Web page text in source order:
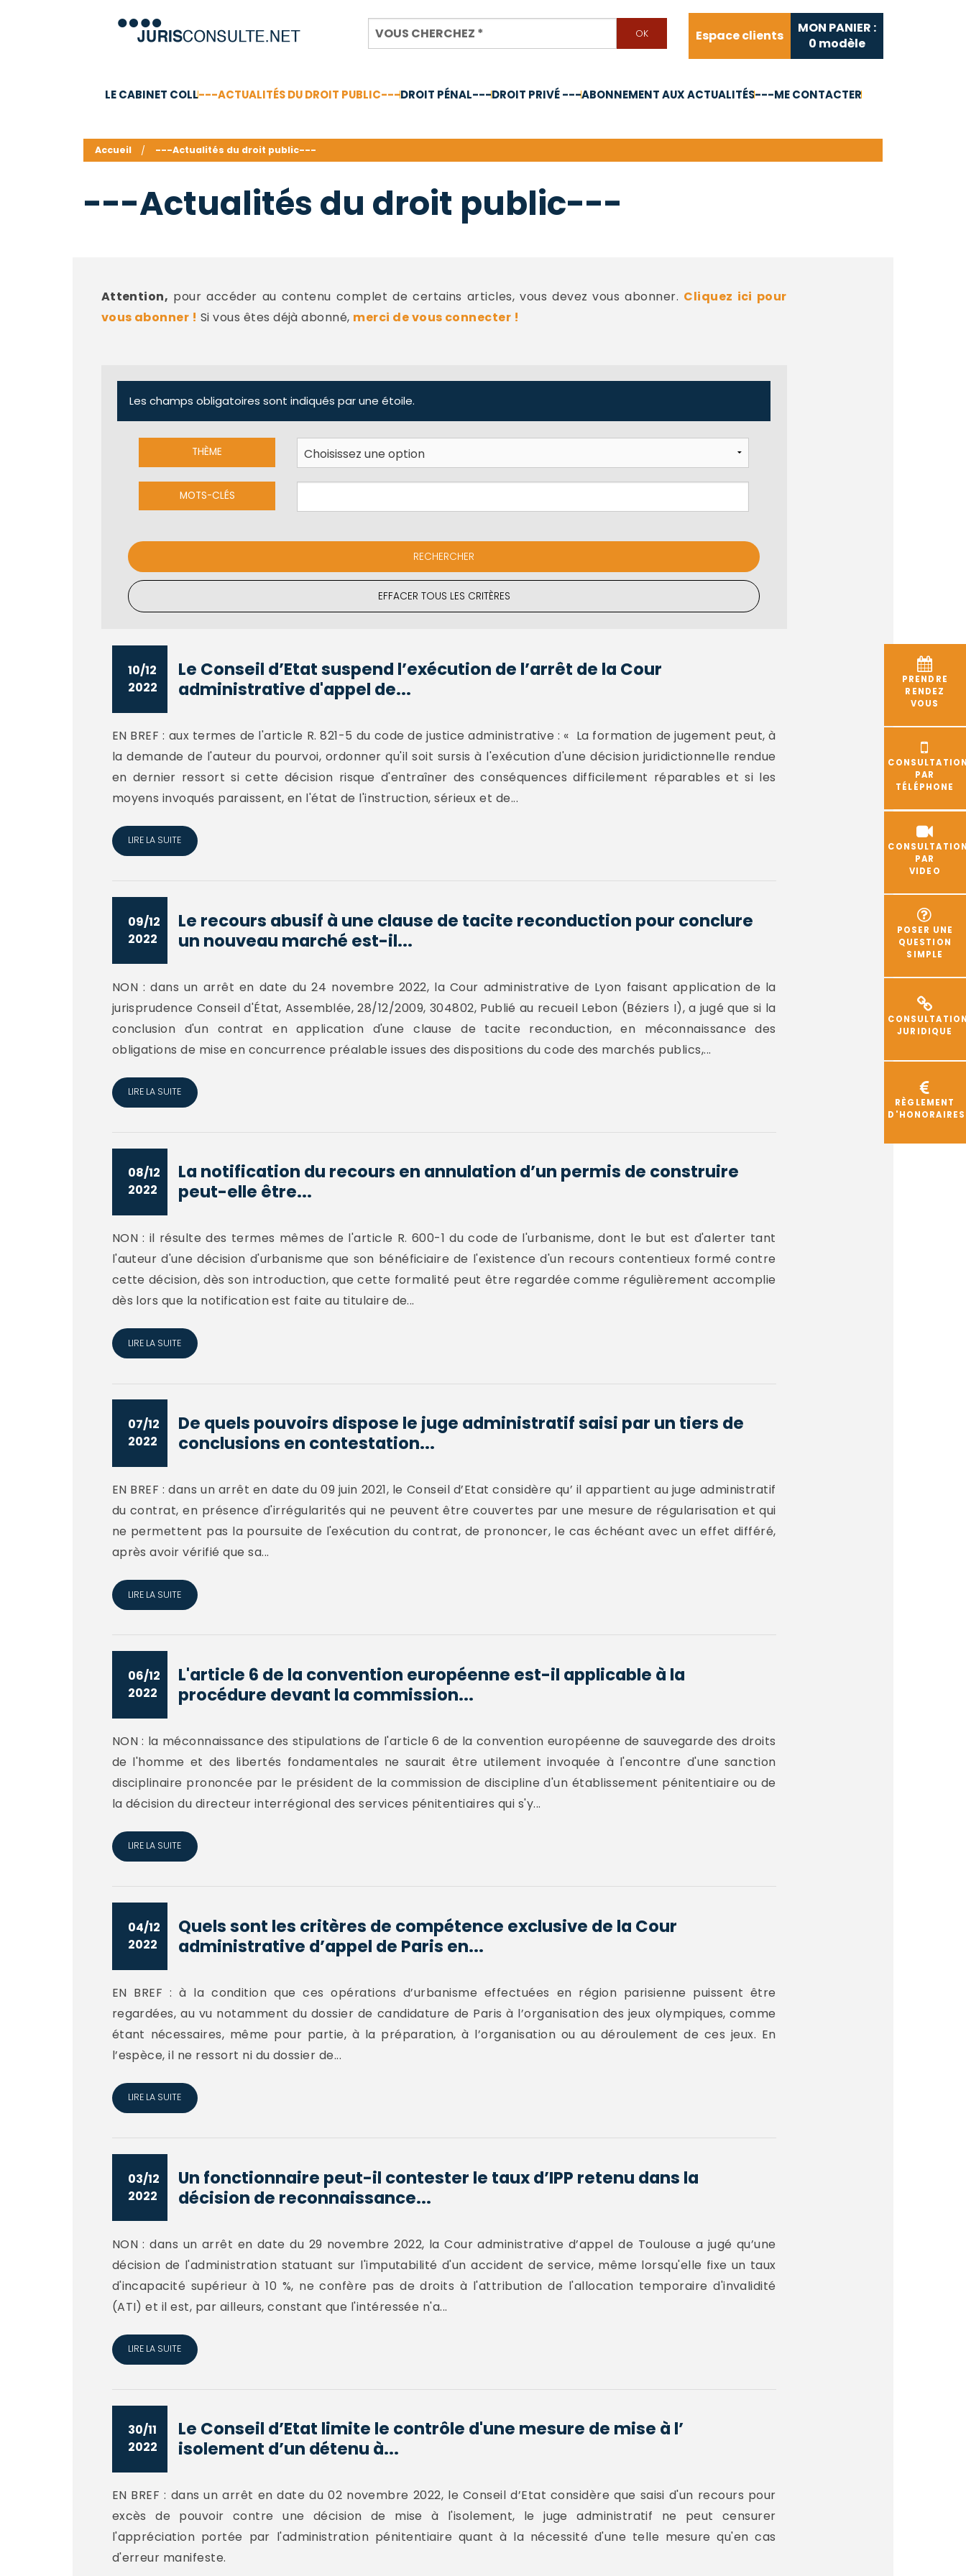
Espace clients
MON PANIER :
0 modèle
LE CABINET COLL---ACTUALITÉS DU DROIT PUBLIC---DROIT PÉNAL---DROIT PRIVÉ ---ABONNEMENT AUX ACTUALITÉS---ME CONTACTER
PRENDRE
RENDEZ
VOUS
PAR
TÉLÉPHONE
PAR
VIDEO
POSER UNE
QUESTION
SIMPLE
JURIDIQUE
RÈGLEMENT
D'HONORAIRES
Accueil ---Actualités du droit public---
---Actualités du droit public---
Attention, pour accéder au contenu complet de certains articles, vous devez vous abonner. Cliquez ici pour
vous abonner ! Si vous êtes déjà abonné, merci de vous connecter !
Les champs obligatoires sont indiqués par une étoile.
THÈME
MOTS-CLÉS
EFFACER TOUS LES CRITÈRES
10/12
2022
Le Conseil d’Etat suspend l’exécution de l’arrêt de la Cour
administrative d'appel de...
EN BREF : aux termes de l'article R. 821-5 du code de justice administrative : « La formation de jugement peut, à
la demande de l'auteur du pourvoi, ordonner qu'il soit sursis à l'exécution d'une décision juridictionnelle rendue
en dernier ressort si cette décision risque d'entraîner des conséquences difficilement réparables et si les
moyens invoqués paraissent, en l'état de l'instruction, sérieux et de...
LIRE LA SUITE
09/12
2022
Le recours abusif à une clause de tacite reconduction pour conclure
un nouveau marché est-il...
NON : dans un arrêt en date du 24 novembre 2022, la Cour administrative de Lyon faisant application de la
jurisprudence Conseil d'État, Assemblée, 28/12/2009, 304802, Publié au recueil Lebon (Béziers I), a jugé que si la
conclusion d'un contrat en application d'une clause de tacite reconduction, en méconnaissance des
obligations de mise en concurrence préalable issues des dispositions du code des marchés publics,...
LIRE LA SUITE
08/12
2022
La notification du recours en annulation d’un permis de construire
peut-elle être...
NON : il résulte des termes mêmes de l'article R. 600-1 du code de l'urbanisme, dont le but est d'alerter tant
l'auteur d'une décision d'urbanisme que son bénéficiaire de l'existence d'un recours contentieux formé contre
cette décision, dès son introduction, que cette formalité peut être regardée comme régulièrement accomplie
dès lors que la notification est faite au titulaire de...
LIRE LA SUITE
07/12
2022
De quels pouvoirs dispose le juge administratif saisi par un tiers de
conclusions en contestation...
EN BREF : dans un arrêt en date du 09 juin 2021, le Conseil d’Etat considère qu’ il appartient au juge administratif
du contrat, en présence d'irrégularités qui ne peuvent être couvertes par une mesure de régularisation et qui
ne permettent pas la poursuite de l'exécution du contrat, de prononcer, le cas échéant avec un effet différé,
après avoir vérifié que sa...
LIRE LA SUITE
06/12
2022
L'article 6 de la convention européenne est-il applicable à la
procédure devant la commission...
NON : la méconnaissance des stipulations de l'article 6 de la convention européenne de sauvegarde des droits
de l'homme et des libertés fondamentales ne saurait être utilement invoquée à l'encontre d'une sanction
disciplinaire prononcée par le président de la commission de discipline d'un établissement pénitentiaire ou de
la décision du directeur interrégional des services pénitentiaires qui s'y...
LIRE LA SUITE
04/12
2022
Quels sont les critères de compétence exclusive de la Cour
administrative d’appel de Paris en...
EN BREF : à la condition que ces opérations d’urbanisme effectuées en région parisienne puissent être
regardées, au vu notamment du dossier de candidature de Paris à l’organisation des jeux olympiques, comme
étant nécessaires, même pour partie, à la préparation, à l’organisation ou au déroulement de ces jeux. En
l’espèce, il ne ressort ni du dossier de...
LIRE LA SUITE
03/12
2022
Un fonctionnaire peut-il contester le taux d’IPP retenu dans la
décision de reconnaissance...
NON : dans un arrêt en date du 29 novembre 2022, la Cour administrative d’appel de Toulouse a jugé qu’une
décision de l'administration statuant sur l'imputabilité d'un accident de service, même lorsqu'elle fixe un taux
d'incapacité supérieur à 10 %, ne confère pas de droits à l'attribution de l'allocation temporaire d'invalidité
(ATI) et il est, par ailleurs, constant que l'intéressée n'a...
LIRE LA SUITE
30/11
2022
Le Conseil d’Etat limite le contrôle d'une mesure de mise à l’
isolement d’un détenu à...
EN BREF : dans un arrêt en date du 02 novembre 2022, le Conseil d’Etat considère que saisi d'un recours pour
excès de pouvoir contre une décision de mise à l'isolement, le juge administratif ne peut censurer
l'appréciation portée par l'administration pénitentiaire quant à la nécessité d'une telle mesure qu'en cas
d'erreur manifeste.